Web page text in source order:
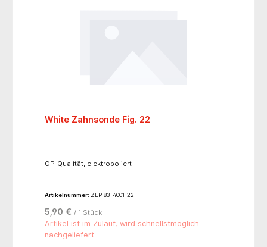
White Zahnsonde Fig. 22
OP-Qualität, elektropoliert
Artikelnummer: ZEP 83-4001-22
5,90 € / 1 Stück
Artikel ist im Zulauf, wird schnellstmöglich
nachgeliefert